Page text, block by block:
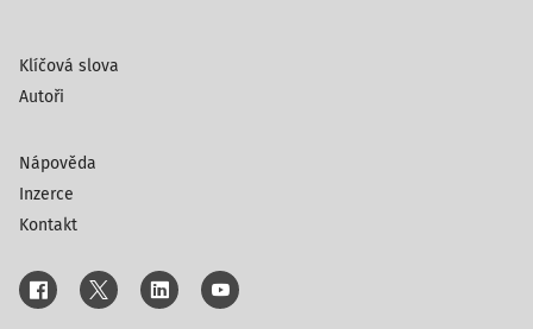
Klíčová slova
Autoři
Nápověda
Inzerce
Kontakt